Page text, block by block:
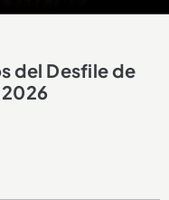
del Desfile de